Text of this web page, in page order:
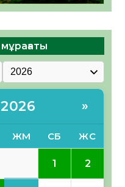
»
ЖМ СБ ЖС
1 2